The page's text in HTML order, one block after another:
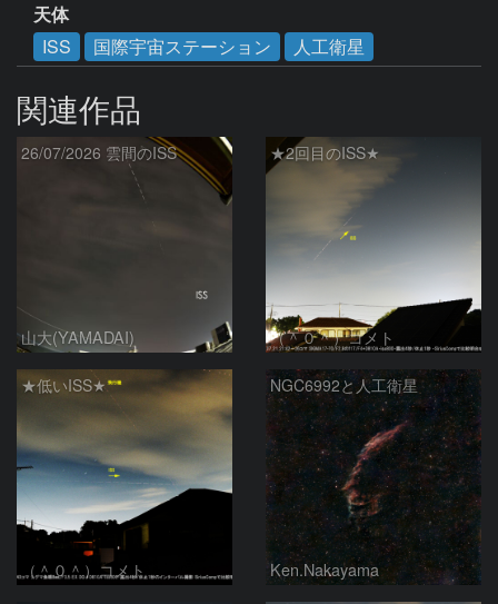
天体
ISS
国際宇宙ステーション 人工衛星
関連作品
26/07/2026 雲間のISS
山大(YAMADAI)
★2回目のISS★
（＾０＾）コメト
★低いISS★
（＾０＾）コメト
NGC6992と人工衛星
Ken.Nakayama